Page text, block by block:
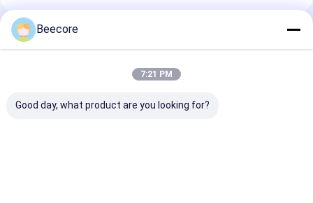
Empfohlene Produkte
Beecore
7:21 PM
Good day, what product are you looking for?